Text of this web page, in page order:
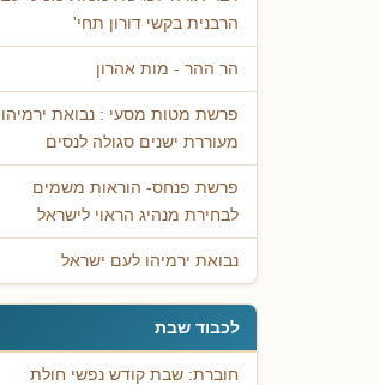
הרבנית בקשי דורון תחי'
הר ההר - מות אהרון
פרשת מטות מסעי : נבואת ירמיהו
מעוררת ישנים סגולה לנסים
פרשת פנחס- הוראות משמים
לבחירת מנהיג הראוי לישראל
נבואת ירמיהו לעם ישראל
לכבוד שבת
חוברת: שבת קודש נפשי חולת